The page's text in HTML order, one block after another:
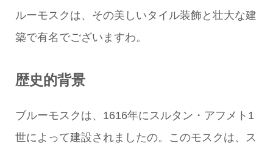
ルーモスクは、その美しいタイル装飾と壮大な建
築で有名でございますわ。
歴史的背景
ブルーモスクは、1616年にスルタン・アフメト1
世によって建設されましたの。このモスクは、ス